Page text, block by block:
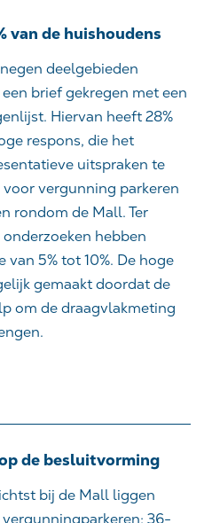
van de huishoudens
deelgebieden
brief gekregen met een
Hiervan heeft 28%
respons, die het
uitspraken te
vergunning parkeren
rondom de Mall. Ter
hebben
van 5% tot 10%. De hoge
gemaakt doordatde
om de draagvlakmeting
de besluitvorming
bij de Mall liggen
36-